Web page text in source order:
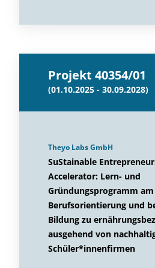
Projekt 40354/01
(01.10.2025 - 30.09.2028)
Theyo Labs GmbH
SuStainable
Accelerator: Lern- und
Gründungsprogramm
Berufsorientierung und
Bildung zu
ausgehend von
Schüler*innenfirmen